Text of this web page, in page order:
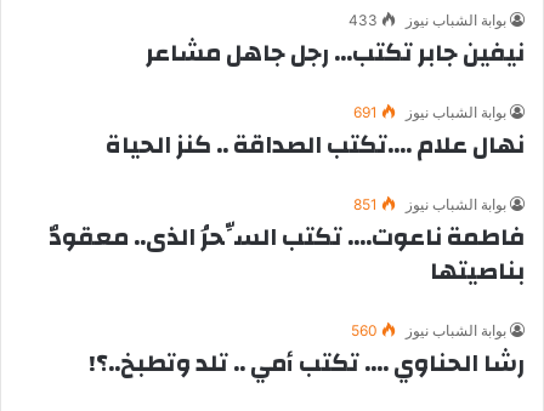
بوابة الشباب نيوز 433
نيفين جابر تكتب… رجل جاهل مشاعر
بوابة الشباب نيوز 691
نهال علام ….تكتب الصداقة .. كنز الحياة
بوابة الشباب نيوز 851
فاطمة ناعوت…. تكتب السِّحرُ الذى.. معقودٌ
بناصيتها
بوابة الشباب نيوز 560
رشا الحناوي …. تكتب أمي .. تلد وتطبخ..؟!